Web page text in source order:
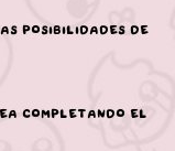
posibilidades de
completando el